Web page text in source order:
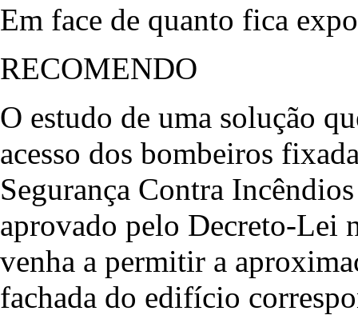
Em face de quanto fica
RECOMENDO
O estudo de uma solução
acesso dos bombeiros
Segurança Contra
aprovado pelo Decreto-Lei
venha a permitir a
fachada do edifício